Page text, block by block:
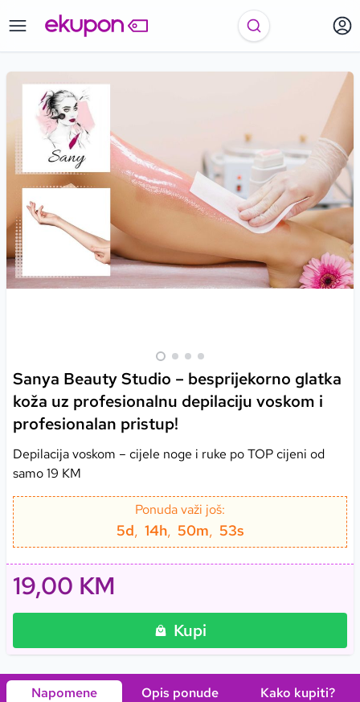
Sanya Beauty Studio – besprijekorno glatka
koža uz profesionalnu depilaciju voskom i
profesionalan pristup!
Depilacija voskom – cijele noge i ruke po TOP cijeni od
samo 19 KM
Ponuda važi još:
5d, 14h, 50m, 53s
19,00 KM
Kupi
Napomene Opis ponude Kako kupiti?